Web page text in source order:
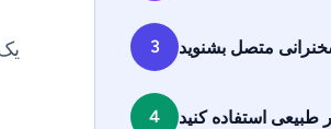
3 متصل بشنوید
4 طبیعی استفاده کنید